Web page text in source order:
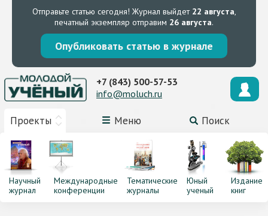
Отправьте статью сегодня! Журнал выйдет 22 августа,
печатный экземпляр отправим 26 августа.
Опубликовать статью в журнале
Проекты Меню Поиск
+7 (843) 500-57-53
info@moluch.ru
Научный
журнал
Международные
конференции
Тематические
журналы
Юный
ученый
Издание
книг